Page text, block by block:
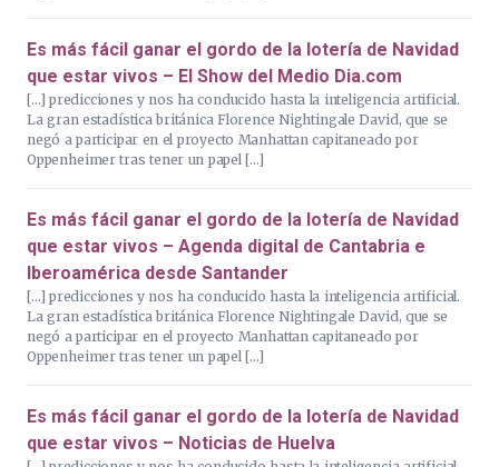
Es más fácil ganar el gordo de la lotería de Navidad
que estar vivos – El Show del Medio Dia.com
[…] predicciones y nos ha conducido hasta la inteligencia artificial.
La gran estadística británica Florence Nightingale David, que se
negó a participar en el proyecto Manhattan capitaneado por
Oppenheimer tras tener un papel […]
Es más fácil ganar el gordo de la lotería de Navidad
que estar vivos – Agenda digital de Cantabria e
Iberoamérica desde Santander
[…] predicciones y nos ha conducido hasta la inteligencia artificial.
La gran estadística británica Florence Nightingale David, que se
negó a participar en el proyecto Manhattan capitaneado por
Oppenheimer tras tener un papel […]
Es más fácil ganar el gordo de la lotería de Navidad
que estar vivos – Noticias de Huelva